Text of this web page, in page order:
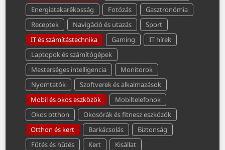
Energiatakarékosság
Fotózás
Gasztronómia
Receptek
Navigáció és utazás
Sport
IT és számítástechnika
Gaming
IT hírek
Laptopok és számítógépek
Mesterséges intelligencia
Monitorok
Nyomtatók
Szoftverek és alkalmazások
Mobil és okos eszközök
Mobiltelefonok
Okos otthon
Okosórák és fitnesz eszközök
Otthon és kert
Barkácsolás
Biztonság
Fűtés és hűtés
Kert
Kisállat